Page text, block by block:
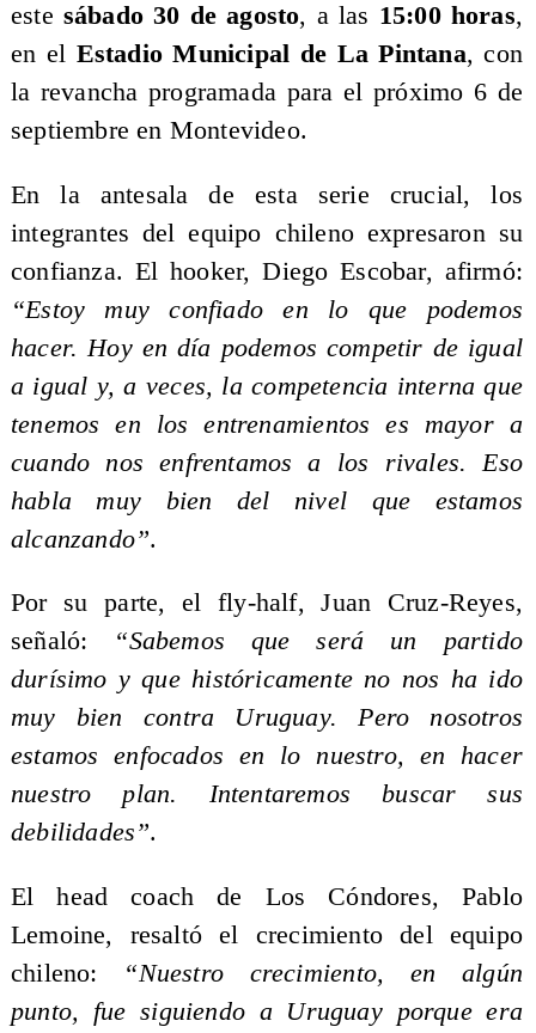
este sábado 30 de agosto, a las 15:00 horas,
en el Estadio Municipal de La Pintana, con
la revancha programada para el próximo 6 de
septiembre en Montevideo.
En la antesala de esta serie crucial, los
integrantes del equipo chileno expresaron su
confianza. El hooker, Diego Escobar, afirmó:
“Estoy muy confiado en lo que podemos
hacer. Hoy en día podemos competir de igual
a igual y, a veces, la competencia interna que
tenemos en los entrenamientos es mayor a
cuando nos enfrentamos a los rivales. Eso
habla muy bien del nivel que estamos
alcanzando”.
Por su parte, el fly-half, Juan Cruz-Reyes,
señaló:
“Sabemos que será un partido
durísimo y que históricamente no nos ha ido
muy bien contra Uruguay. Pero nosotros
estamos enfocados en lo nuestro, en hacer
nuestro plan. Intentaremos buscar sus
debilidades”.
El head coach de Los Cóndores, Pablo
Lemoine, resaltó el crecimiento del equipo
chileno:
“Nuestro crecimiento, en algún
punto, fue siguiendo a Uruguay porque era